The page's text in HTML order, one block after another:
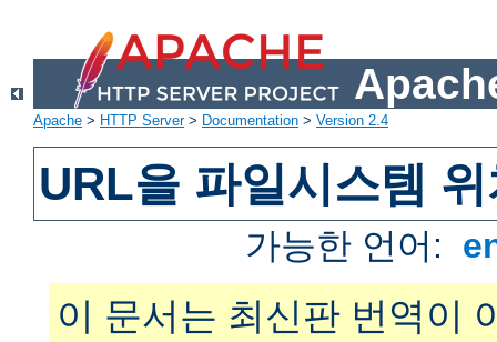
Apache > HTTP Server> Documentation > Version 2.4
URL을 파일시스템
가능한 언어:
이 문서는 최신판 번역이